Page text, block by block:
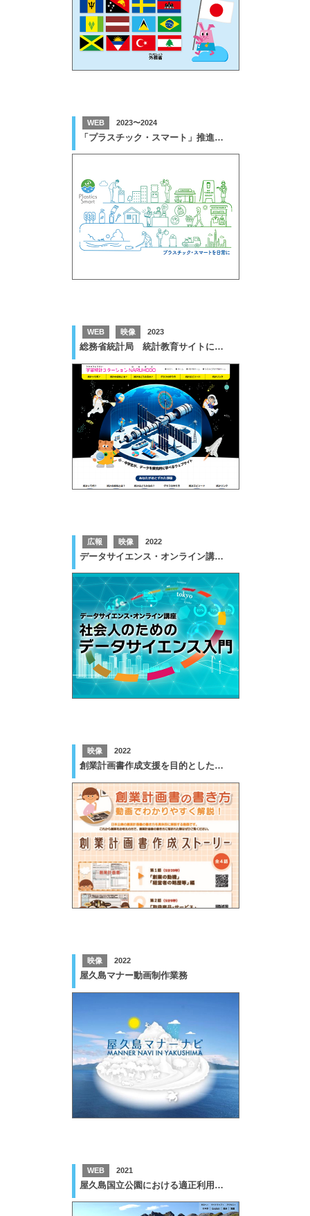
WEB 2023〜2024
「プラスチック・スマート」推進業務
WEB 映像 2023
総務省統計局 統計教育サイトにおけるこども向けコンテンツ等の拡充の実施業務
広報 映像 2022
データサイエンス・オンライン講座「社会人のためのデータサイエンス入門」のリニューアルに係る講座用動画コンテンツ等の作成業務
映像 2022
創業計画書作成支援を目的とした動画制作業務
映像 2022
屋久島マナー動画制作業務
WEB 2021
屋久島国立公園における適正利用の推進を目的とした情報発信サイト構築業務